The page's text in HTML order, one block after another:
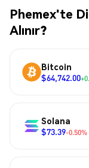
Phemex'te
Alınır?
Bitcoin
$64,742.00
Solana
$73.39-0.50%